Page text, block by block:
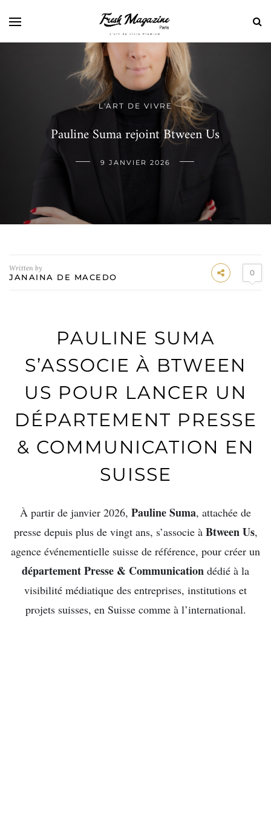
L'ART DE VIVRE
Pauline Suma rejoint Btween Us
9 JANVIER 2026
Written by
JANAINA DE MACEDO 0
PAULINE SUMA
S’ASSOCIE À BTWEEN
US POUR LANCER UN
DÉPARTEMENT PRESSE
& COMMUNICATION EN
SUISSE
À partir de janvier 2026, Pauline Suma, attachée de
presse depuis plus de vingt ans, s’associe à Btween Us,
agence événementielle suisse de référence, pour créer un
département Presse & Communication dédié à la
visibilité médiatique des entreprises, institutions et
projets suisses, en Suisse comme à l’international.